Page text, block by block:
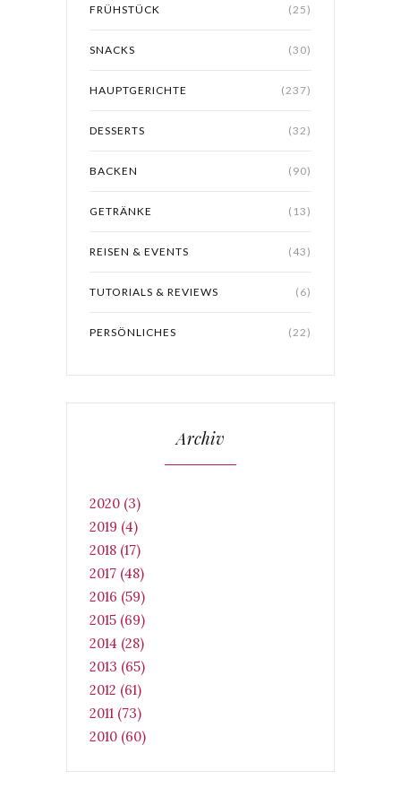
FRÜHSTÜCK (25)
SNACKS (30)
HAUPTGERICHTE (237)
DESSERTS (32)
BACKEN (90)
GETRÄNKE (13)
REISEN & EVENTS (43)
TUTORIALS & REVIEWS (6)
PERSÖNLICHES (22)
Archiv
2020 (3)
2019 (4)
2018 (17)
2017 (48)
2016 (59)
2015 (69)
2014 (28)
2013 (65)
2012 (61)
2011 (73)
2010 (60)